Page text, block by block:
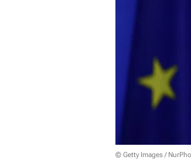
© Getty Images /